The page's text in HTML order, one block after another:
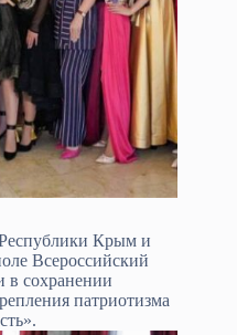
Крым и
Всероссийский
в сохранении
патриотизма